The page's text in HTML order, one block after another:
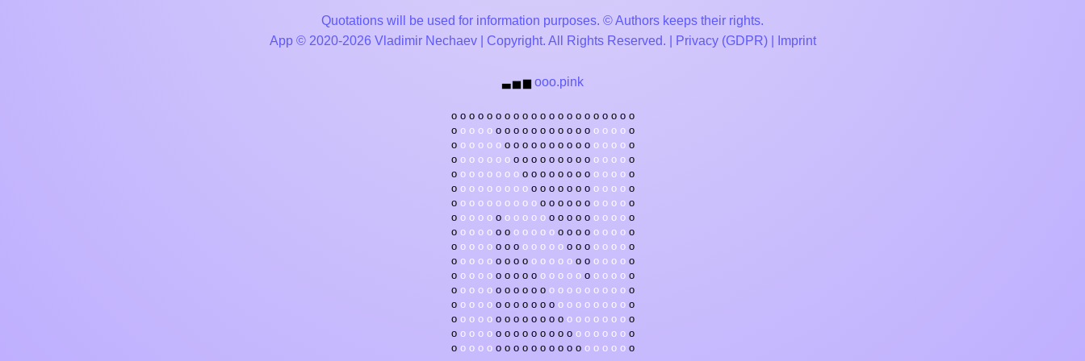
Quotations will be used for information purposes. © Authors keeps their rights.
App © 2020-2026 Vladimir Nechaev | Copyright. All Rights Reserved. |
Privacy (GDPR)| Imprint
▃ ▅ ▆ ooo.pink
o o o o o o o o o o o o o o o o o o o o o
o o o o o o o o o o o o o o o o o o o o o
o o o o o o o o o o o o o o o o o o o o o
o o o o o o o o o o o o o o o o o o o o o
o o o o o o o o o o o o o o o o o o o o o
o o o o o o o o o o o o o o o o o o o o o
o o o o o o o o o o o o o o o o o o o o o
o o o o o o o o o o o o o o o o o o o o o
o o o o o o o o o o o o o o o o o o o o o
o o o o o o o o o o o o o o o o o o o o o
o o o o o o o o o o o o o o o o o o o o o
o o o o o o o o o o o o o o o o o o o o o
o o o o o o o o o o o o o o o o o o o o o
o o o o o o o o o o o o o o o o o o o o o
o o o o o o o o o o o o o o o o o o o o o
o o o o o o o o o o o o o o o o o o o o o
o o o o o o o o o o o o o o o o o o o o o